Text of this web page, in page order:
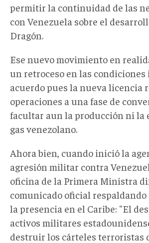
permitir la continuidad de las
con Venezuela sobre el
Dragón.
Ese nuevo movimiento en
un retroceso en las
acuerdo pues la nueva licencia
operaciones a una fase de
facultar aun la producción ni la
gas venezolano.
Ahora bien, cuando inició la
agresión militar contra
oficina de la Primera Ministra
comunicado oficial
la presencia en el Caribe: "El
activos militares
destruir los cárteles terroristas